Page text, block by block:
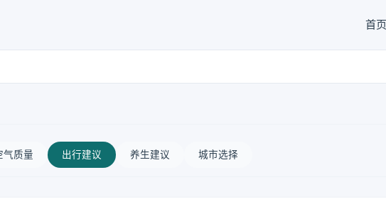
首页
气质量 出行建议 养生建议 城市选择